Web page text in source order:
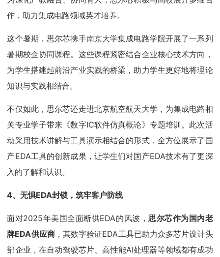
作，助力集成电路领域英才培养。
这个暑期，思尔芯携手南京大学集成电路学院开展了一系列
暑期校企协同课程。这些课程紧密结合企业核心技术方向，
为学生搭建起前沿产业实践的桥梁，助力学生更好地将理论
知识与实践相结合。
不仅如此，思尔芯还走进北京航空航天大学，为集成电路相
关专业学子带来《数字IC软件仿真概论》专题培训。此次活
动采用技术讲解与工具演示相结合的形式，全方位展示了国
产EDA工具的创新成果，让学生们对国产EDA技术有了更深
入的了解和认识。
4、无惧EDA封锁，筑牢客户防线
面对2025年美国全面断供EDA的风波，思尔芯作为国内老
牌EDA供应商，其数字验证EDA工具已助力众多芯片设计头
部企业，在自动驾驶芯片、高性能AI处理器等领域都有成功